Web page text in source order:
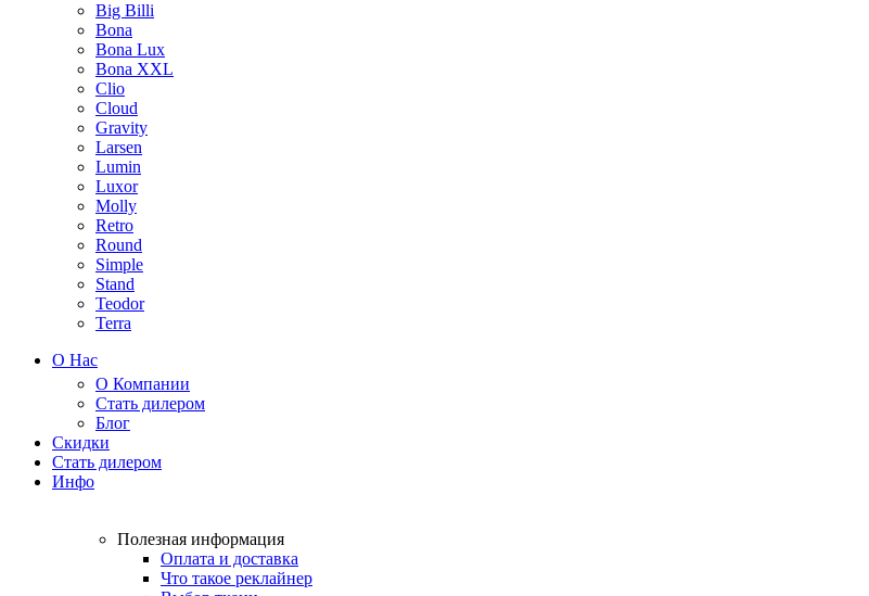
Big Billi
Bona
Bona Lux
Bona XXL
Clio
Cloud
Gravity
Larsen
Lumin
Luxor
Molly
Retro
Round
Simple
Stand
Teodor
Terra
О Нас
О Компании
Стать дилером
Блог
Скидки
Стать дилером
Инфо
Полезная информация
Оплата и доставка
Что такое реклайнер